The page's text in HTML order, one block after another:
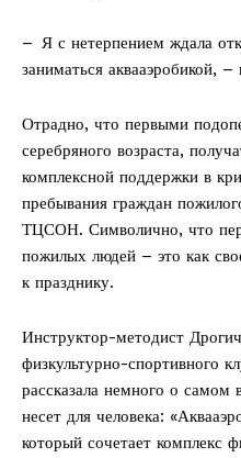
– Я с нетерпением ждала
заниматься аквааэробикой,
Отрадно, что первыми
серебряного возраста,
комплексной поддержки в
пребывания граждан
ТЦСОН. Символично, что
пожилых людей – это как
к празднику.
Инструктор-­методист
физкультурно-спортивного
рассказала немного о самом
несет для человека:
который сочетает комплекс